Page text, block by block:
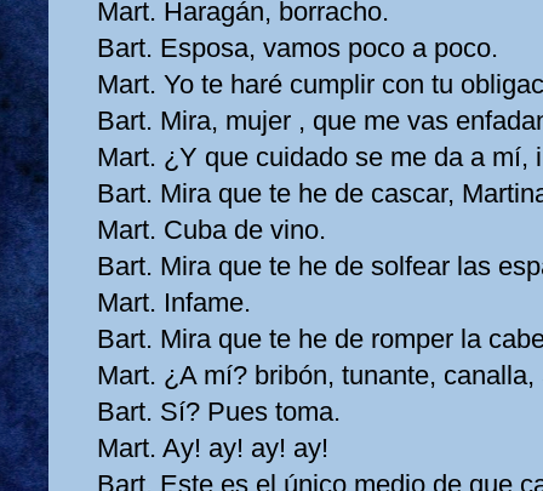
Mart. Haragán, borracho.
Bart. Esposa, vamos poco a poco.
Mart. Yo te haré cumplir con tu
Bart. Mira, mujer , que me vas
Mart. ¿Y que cuidado se me da a mí,
Bart. Mira que te he de cascar,
Mart. Cuba de vino.
Bart. Mira que te he de solfear las
Mart. Infame.
Bart. Mira que te he de romper la
Mart. ¿A mí? bribón, tunante, canalla,
Bart. Sí? Pues toma.
Mart. Ay! ay! ay! ay!
Bart. Este es el único medio de que